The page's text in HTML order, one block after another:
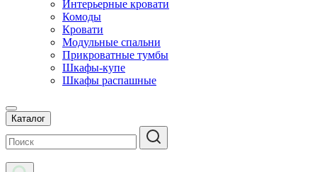
Интерьерные кровати
Комоды
Кровати
Модульные спальни
Прикроватные тумбы
Шкафы-купе
Шкафы распашные
Каталог